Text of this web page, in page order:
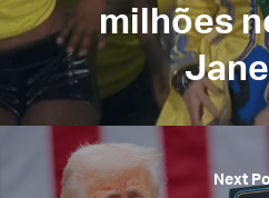
milhões
Next